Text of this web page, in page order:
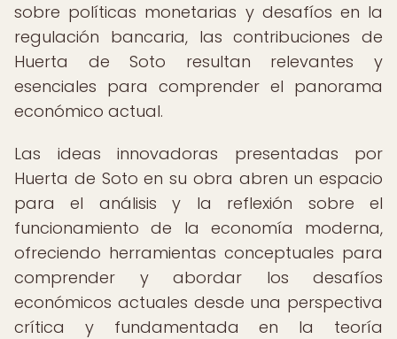
sobre políticas monetarias y desafíos en la
regulación bancaria, las contribuciones de
Huerta de Soto resultan relevantes y
esenciales para comprender el panorama
económico actual.
Las ideas innovadoras presentadas por
Huerta de Soto en su obra abren un espacio
para el análisis y la reflexión sobre el
funcionamiento de la economía moderna,
ofreciendo herramientas conceptuales para
comprender y abordar los desafíos
económicos actuales desde una perspectiva
crítica y fundamentada en la teoría